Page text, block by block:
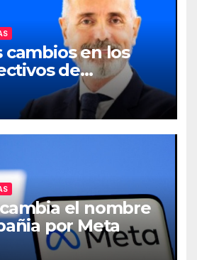
en los
de
el nombre
por Meta